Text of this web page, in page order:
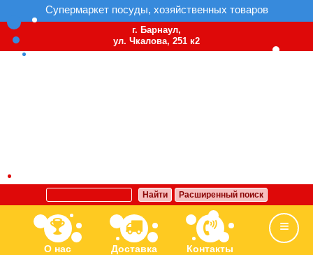
Супермаркет посуды, хозяйственных товаров
г. Барнаул,
ул. Чкалова, 251 к2
Найти Расширенный поиск
О нас Доставка Контакты